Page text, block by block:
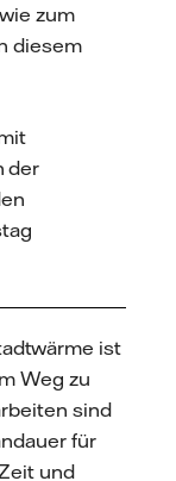
zum
diesem
der
ist
Weg zu
sind
für
und